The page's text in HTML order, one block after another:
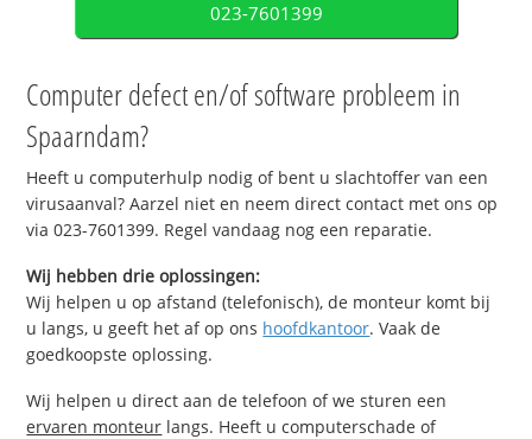
023-7601399
Computer defect en/of software probleem in
Spaarndam?
Heeft u computerhulp nodig of bent u slachtoffer van een
virusaanval? Aarzel niet en neem direct contact met ons op
via 023-7601399. Regel vandaag nog een reparatie.
Wij hebben drie oplossingen:
Wij helpen u op afstand (telefonisch), de monteur komt bij
u langs, u geeft het af op ons hoofdkantoor. Vaak de
goedkoopste oplossing.
Wij helpen u direct aan de telefoon of we sturen een
ervaren monteur langs. Heeft u computerschade of